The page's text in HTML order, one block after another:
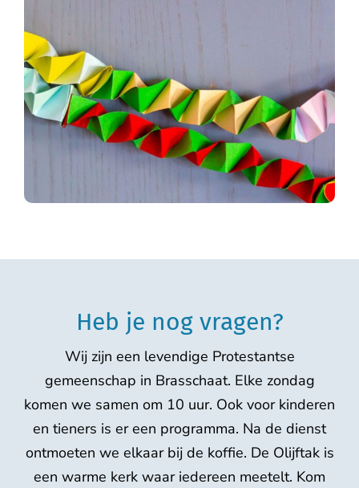
Heb je nog vragen?
Wij zijn een levendige Protestantse
gemeenschap in Brasschaat. Elke zondag
komen we samen om 10 uur. Ook voor kinderen
en tieners is er een programma. Na de dienst
ontmoeten we elkaar bij de koffie. De Olijftak is
een warme kerk waar iedereen meetelt. Kom